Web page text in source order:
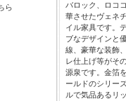
ら
バロック、ロコ
華させたヴェネ
イル家具です。
ブなデザインと
線、豪華な装飾
レ仕上げ等がそ
源泉です。金箔
ールドのシリー
ルで気品あるリ